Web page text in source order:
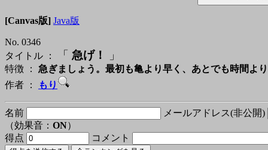
[Canvas版] Java版
No. 0346
タイトル ：
「 急げ！ 」
特徴 ： 急ぎましょう。最初も亀より早く、あとでも時間よ
作者 ：
もり
名前
メールアドレス(非公開)
（効果音： ON）
得点
コメント